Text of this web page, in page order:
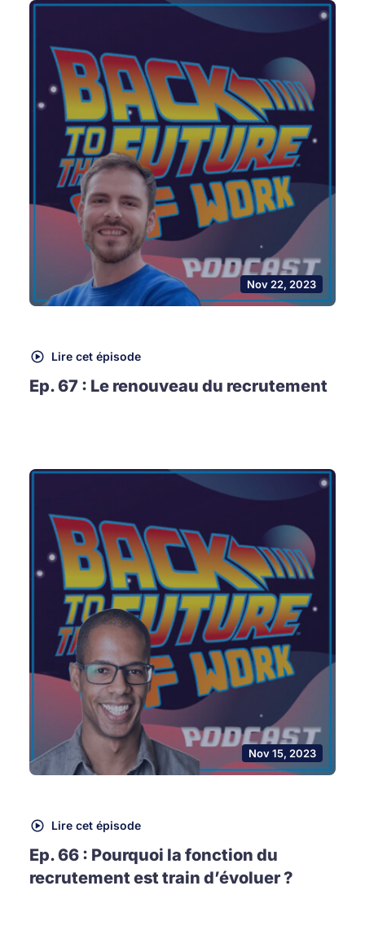
Nov 22, 2023
Lire cet épisode
Ep. 67 : Le renouveau du recrutement
Nov 15, 2023
Lire cet épisode
Ep. 66 : Pourquoi la fonction du
recrutement est train d’évoluer ?